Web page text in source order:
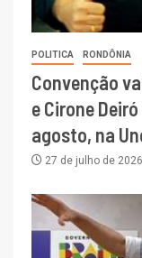
POLITICA RONDÔNIA
Convenção
e Cirone
agosto, na
27 de julho de 2026